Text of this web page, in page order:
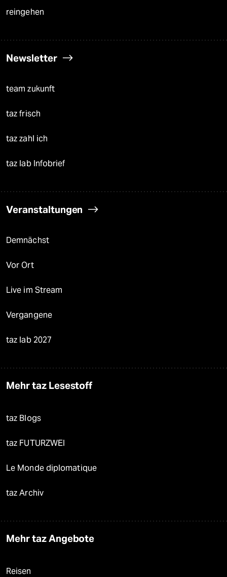
reingehen
Newsletter
team zukunft
taz frisch
taz zahl ich
taz lab Infobrief
Veranstaltungen
Demnächst
Vor Ort
Live im Stream
Vergangene
taz lab 2027
Mehr taz Lesestoff
taz Blogs
taz FUTURZWEI
Le Monde diplomatique
taz Archiv
Mehr taz Angebote
Reisen